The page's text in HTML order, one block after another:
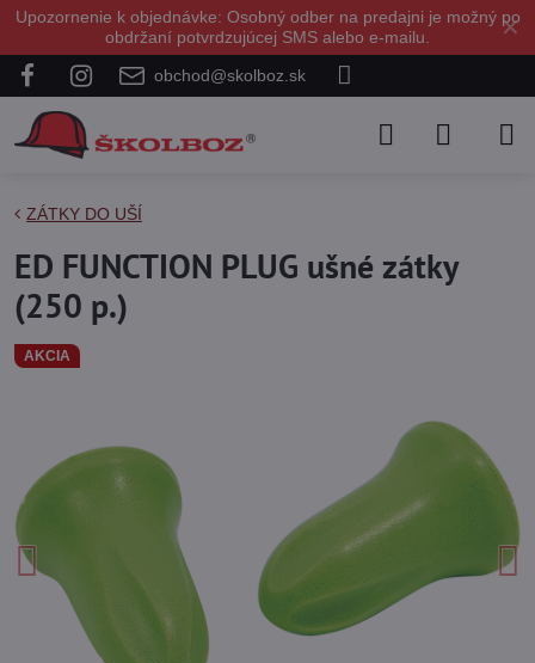
✕
Upozornenie k objednávke: Osobný odber na predajni je možný po
obdržaní potvrdzujúcej SMS alebo e-mailu.
obchod@skolboz.sk
AKCIA
ZÁTKY DO UŠÍ
ED FUNCTION PLUG ušné zátky
(250 p.)